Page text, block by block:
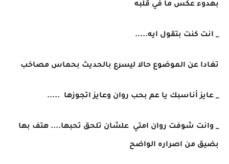
بهدوء عكس ما في قلبه
_ انت كنت بتقول ايه.....
تغادا عن الموضوع حالا ليسرع بالحديث بحماس مصاخب
_ عايز أناسبك يا عم بحب روان وعايز اتجوزها .....
_ وانت شوفت روان امتي علشان تلحق تحبها.... هتف بها
بضيق من اصراره الواضح